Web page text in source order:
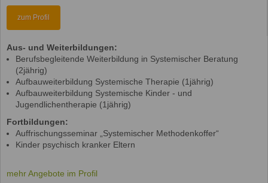
zum Profil
Aus- und Weiterbildungen:
Berufsbegleitende Weiterbildung in Systemischer Beratung
(2jährig)
Aufbauweiterbildung Systemische Therapie (1jährig)
Aufbauweiterbildung Systemische Kinder - und
Jugendlichentherapie (1jährig)
Fortbildungen:
Auffrischungsseminar „Systemischer Methodenkoffer“
Kinder psychisch kranker Eltern
mehr Angebote im Profil